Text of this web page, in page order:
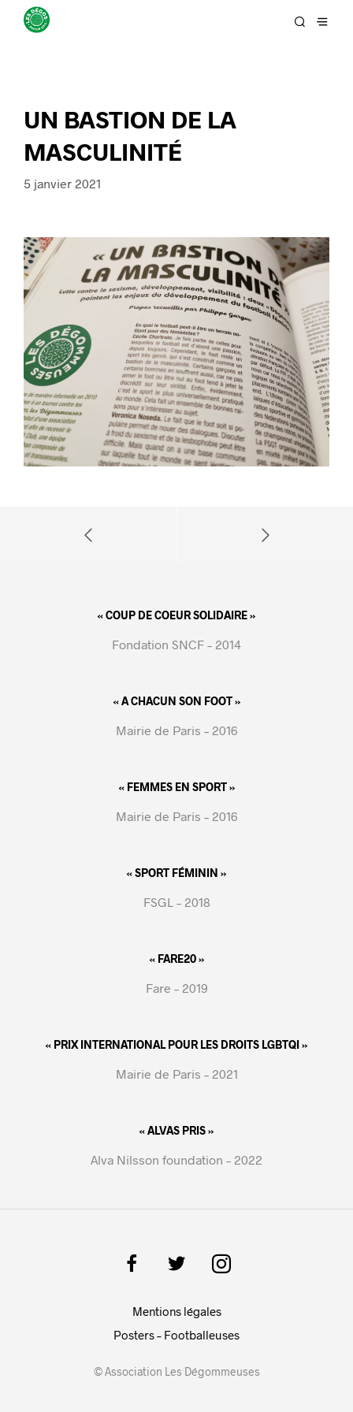
UN BASTION DE LA
MASCULINITÉ
5 janvier 2021
« COUP DE COEUR SOLIDAIRE »
Fondation SNCF – 2014
« A CHACUN SON FOOT »
Mairie de Paris – 2016
« FEMMES EN SPORT »
Mairie de Paris – 2016
« SPORT FÉMININ »
FSGL – 2018
« FARE20 »
Fare – 2019
« PRIX INTERNATIONAL POUR LES DROITS LGBTQI »
Mairie de Paris – 2021
« ALVAS PRIS »
Alva Nilsson foundation – 2022
Mentions légales
Posters – Footballeuses
© Association Les Dégommeuses